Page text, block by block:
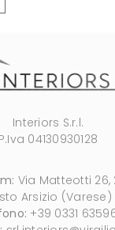
Interiors S.r.l.
P.Iva 04130930128
Via Matteotti 26,
Arsizio (Varese)
+39 0331